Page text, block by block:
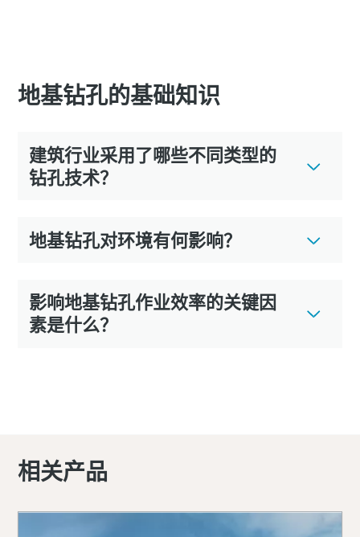
地基钻孔的基础知识
建筑行业采用了哪些不同类型的
钻孔技术？
地基钻孔对环境有何影响？
影响地基钻孔作业效率的关键因
素是什么？
相关产品